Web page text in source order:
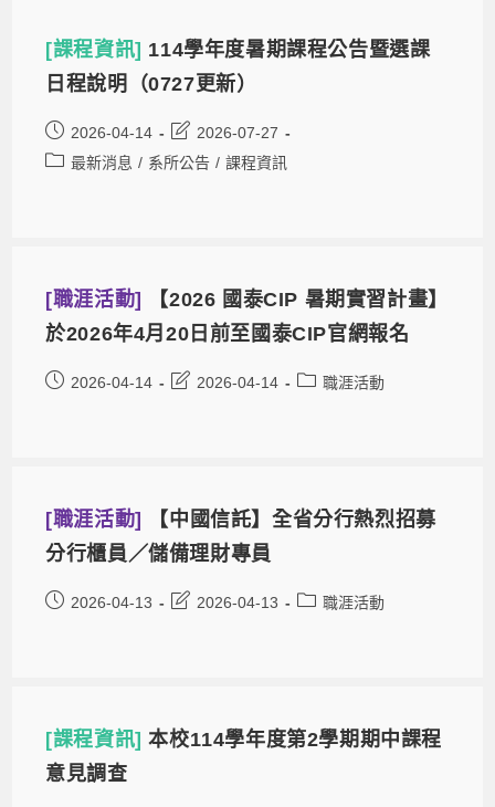
[課程資訊] 114學年度暑期課程公告暨選課
日程說明（0727更新）
2026-04-14
2026-07-27
最新消息 / 系所公告 / 課程資訊
[職涯活動]
【2026 國泰CIP 暑期實習計畫】
於2026年4月20日前至國泰CIP官網報名
2026-04-14 2026-04-14 職涯活動
[職涯活動]
【中國信託】全省分行熱烈招募
分行櫃員／儲備理財專員
2026-04-13 2026-04-13 職涯活動
[課程資訊]本校114學年度第2學期期中課程
意見調查